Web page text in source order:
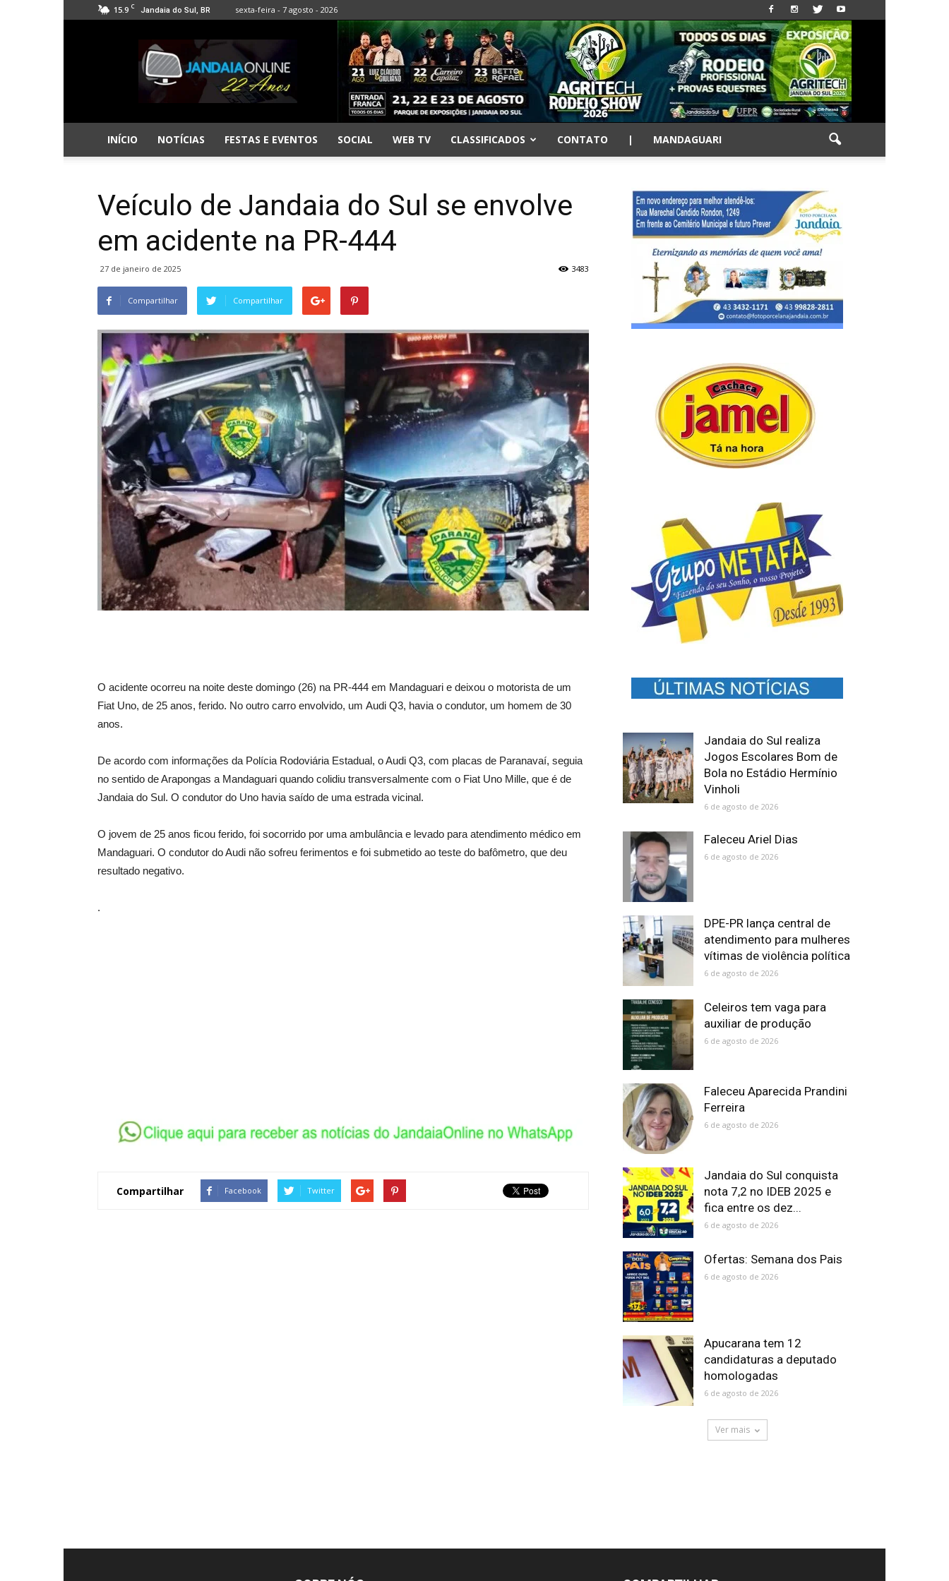
15.9 C Jandaia do Sul, BR sexta-feira - 7 agosto - 2026
Jandaia
Online
INÍCIO NOTÍCIAS FESTAS E EVENTOS SOCIAL WEB TV CLASSIFICADOS CONTATO | MANDAGUARI
Veículo de Jandaia do Sul se envolve
em acidente na PR-444
27 de janeiro de 2025 3483
Compartilhar Compartilhar
O acidente ocorreu na noite deste domingo (26) na PR-444 em Mandaguari e deixou o motorista de um
Fiat Uno, de 25 anos, ferido. No outro carro envolvido, um Audi Q3, havia o condutor, um homem de 30
anos.
De acordo com informações da Polícia Rodoviária Estadual, o Audi Q3, com placas de Paranavaí, seguia
no sentido de Arapongas a Mandaguari quando colidiu transversalmente com o Fiat Uno Mille, que é de
Jandaia do Sul. O condutor do Uno havia saído de uma estrada vicinal.
O jovem de 25 anos ficou ferido, foi socorrido por uma ambulância e levado para atendimento médico em
Mandaguari. O condutor do Audi não sofreu ferimentos e foi submetido ao teste do bafômetro, que deu
resultado negativo.
.
Compartilhar Facebook Twitter
Jandaia do Sul realiza
Jogos Escolares Bom de
Bola no Estádio Hermínio
Vinholi
6 de agosto de 2026
Faleceu Ariel Dias
6 de agosto de 2026
DPE-PR lança central de
atendimento para mulheres
vítimas de violência política
6 de agosto de 2026
Celeiros tem vaga para
auxiliar de produção
6 de agosto de 2026
Faleceu Aparecida Prandini
Ferreira
6 de agosto de 2026
Jandaia do Sul conquista
nota 7,2 no IDEB 2025 e
fica entre os dez...
6 de agosto de 2026
Ofertas: Semana dos Pais
6 de agosto de 2026
Apucarana tem 12
candidaturas a deputado
homologadas
6 de agosto de 2026
Ver mais